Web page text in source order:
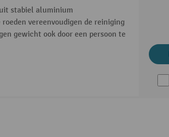
stabiel aluminium
vereenvoudigen de reiniging
gewicht ook door een persoon te